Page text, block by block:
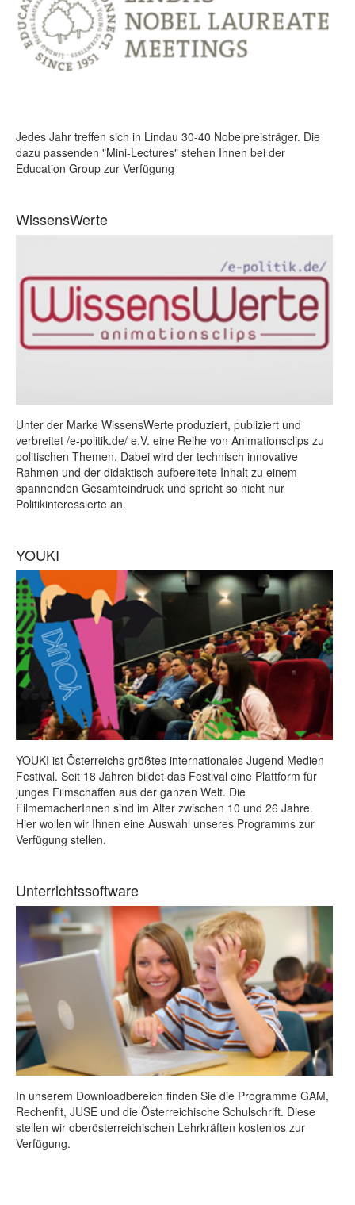
Jedes Jahr treffen sich in Lindau 30-40 Nobelpreisträger. Die
dazu passenden "Mini-Lectures" stehen Ihnen bei der
Education Group zur Verfügung
WissensWerte
Unter der Marke WissensWerte produziert, publiziert und
verbreitet /e-politik.de/ e.V. eine Reihe von Animationsclips zu
politischen Themen. Dabei wird der technisch innovative
Rahmen und der didaktisch aufbereitete Inhalt zu einem
spannenden Gesamteindruck und spricht so nicht nur
Politikinteressierte an.
YOUKI
YOUKI ist Österreichs größtes internationales Jugend Medien
Festival. Seit 18 Jahren bildet das Festival eine Plattform für
junges Filmschaffen aus der ganzen Welt. Die
FilmemacherInnen sind im Alter zwischen 10 und 26 Jahre.
Hier wollen wir Ihnen eine Auswahl unseres Programms zur
Verfügung stellen.
Unterrichtssoftware
In unserem Downloadbereich finden Sie die Programme GAM,
Rechenfit, JUSE und die Österreichische Schulschrift. Diese
stellen wir oberösterreichischen Lehrkräften kostenlos zur
Verfügung.